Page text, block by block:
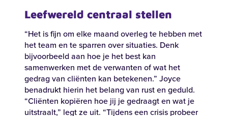
Leefwereld centraal stellen
“Het is fijn om elke maand overleg te hebben met
het team en te sparren over situaties. Denk
bijvoorbeeld aan hoe je het best kan
samenwerken met de verwanten of wat het
gedrag van cliënten kan betekenen.” Joyce
benadrukt hierin het belang van rust en geduld.
“Cliënten kopiëren hoe jij je gedraagt en wat je
uitstraalt,” legt ze uit. “Tijdens een crisis probeer